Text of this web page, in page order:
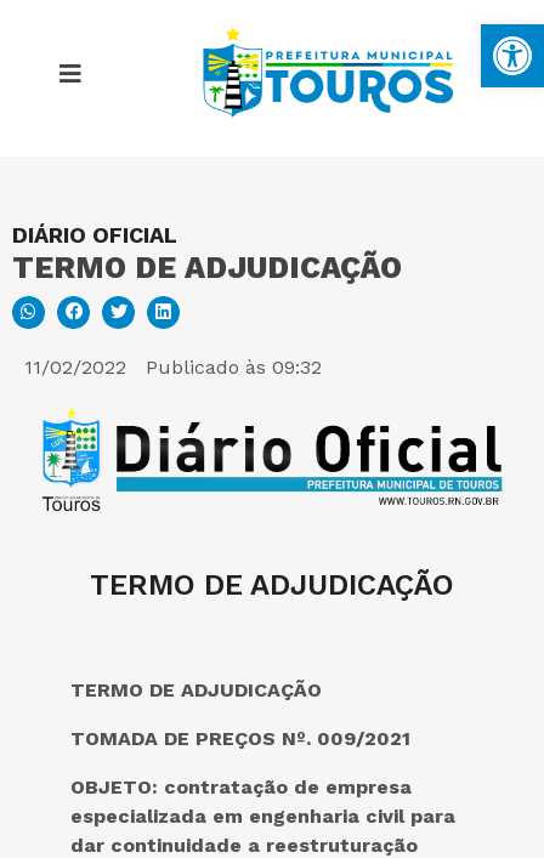
DIÁRIO OFICIAL
TERMO DE ADJUDICAÇÃO
11/02/2022 Publicado às 09:32
TERMO DE ADJUDICAÇÃO
TERMO DE ADJUDICAÇÃO
TOMADA DE PREÇOS Nº. 009/2021
OBJETO: contratação de empresa
especializada em engenharia civil para
dar continuidade a reestruturação
MAPA DO SITE
PORTAL DA TRANSPARÊNCIA
E-SIC
PERGUNTAS FREQUENTES